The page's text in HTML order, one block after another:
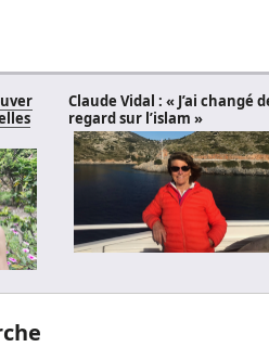
Claude Vidal : « J’ai changé
regard sur l’islam »